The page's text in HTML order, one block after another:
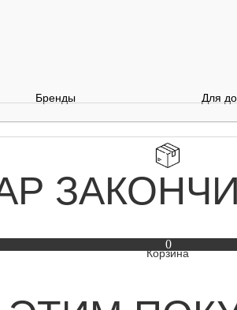
0
Бренды Для